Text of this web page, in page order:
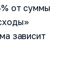
от суммы
зависит